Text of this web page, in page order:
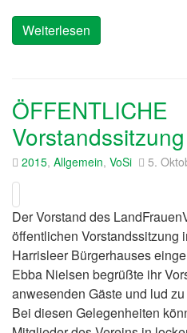
Weiterlesen
ÖFFENTLICHE
5.
2015, Allgemein, VoSi
Der Vorstand des
öffentlichen Vorstandssitzung
Harrisleer Bürgerhauses
Ebba Nielsen begrüßte ihr
anwesenden Gäste und lud
Bei diesen Gelegenheiten